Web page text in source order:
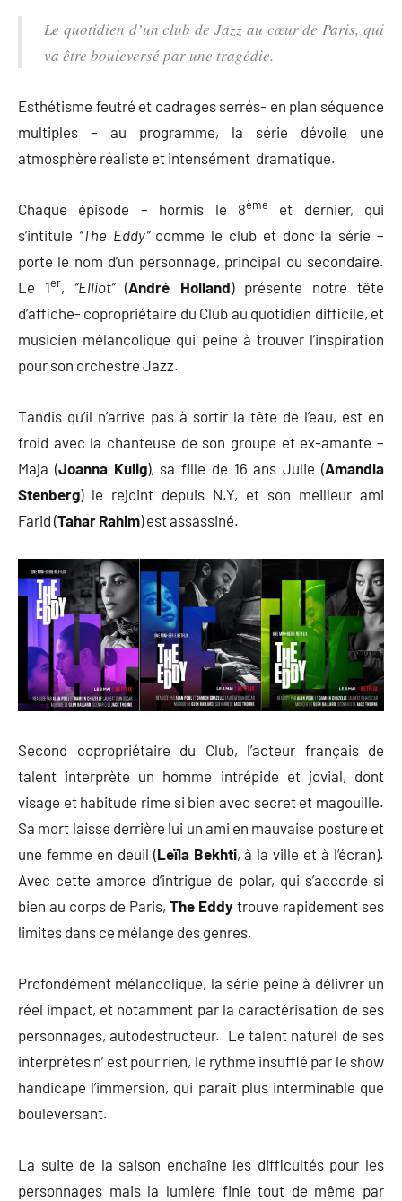
Le quotidien d’un club de Jazz au cœur de Paris, qui
va être bouleversé par une tragédie.
Esthétisme feutré et cadrages serrés- en plan séquence
multiples – au programme, la série dévoile une
atmosphère réaliste et intensément dramatique.
Chaque épisode – hormis le 8ème
et dernier, qui
s’intitule ‘’The Eddy’’comme le club et donc la série –
porte le nom d’un personnage, principal ou secondaire.
Le 1er, ‘’Elliot’’(André Holland) présente notre tête
d’affiche- copropriétaire du Club au quotidien difficile, et
musicien mélancolique qui peine à trouver l’inspiration
pour son orchestre Jazz.
Tandis qu’il n’arrive pas à sortir la tête de l’eau, est en
froid avec la chanteuse de son groupe et ex-amante –
Maja (Joanna Kulig), sa fille de 16 ans Julie (Amandla
Stenberg) le rejoint depuis N.Y, et son meilleur ami
Farid (Tahar Rahim) est assassiné.
Second copropriétaire du Club, l’acteur français de
talent interprète un homme intrépide et jovial, dont
visage et habitude rime si bien avec secret et magouille.
Sa mort laisse derrière lui un ami en mauvaise posture et
une femme en deuil (Leïla Bekhti, à la ville et à l’écran).
Avec cette amorce d’intrigue de polar, qui s’accorde si
bien au corps de Paris, The Eddy trouve rapidement ses
limites dans ce mélange des genres.
Profondément mélancolique, la série peine à délivrer un
réel impact, et notamment par la caractérisation de ses
personnages, autodestructeur. Le talent naturel de ses
interprètes n’ est pour rien, le rythme insufflé par le show
handicape l’immersion, qui paraît plus interminable que
bouleversant.
La suite de la saison enchaîne les difficultés pour les
personnages mais la lumière finie tout de même par